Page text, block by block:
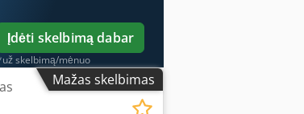
Įdėti skelbimą dabar
skelbimą/mėnuo
Mažas skelbimas